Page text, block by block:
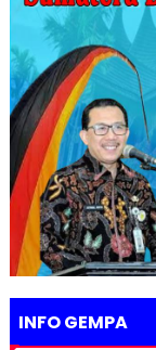
INFO GEMPA